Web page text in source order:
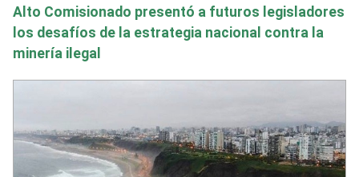
Alto Comisionado presentó a futuros legisladores
los desafíos de la estrategia nacional contra la
minería ilegal